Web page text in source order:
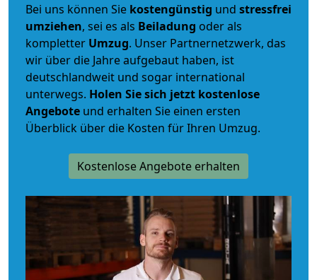
Bei uns können Sie kostengünstig und stressfrei
umziehen, sei es als Beiladung oder als
kompletter Umzug. Unser Partnernetzwerk, das
wir über die Jahre aufgebaut haben, ist
deutschlandweit und sogar international
unterwegs. Holen Sie sich jetzt kostenlose
Angebote und erhalten Sie einen ersten
Überblick über die Kosten für Ihren Umzug.
Kostenlose Angebote erhalten